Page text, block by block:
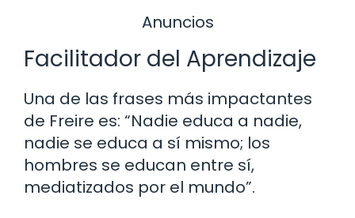
Anuncios
Facilitador del Aprendizaje
Una de las frases más impactantes
de Freire es: “Nadie educa a nadie,
nadie se educa a sí mismo; los
hombres se educan entre sí,
mediatizados por el mundo”.